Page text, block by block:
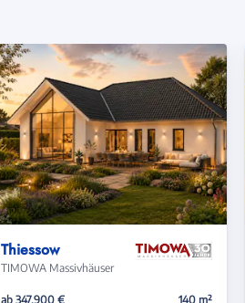
Thiessow
TIMOWA Massivhäuser
ab 347.900 €
140 m²